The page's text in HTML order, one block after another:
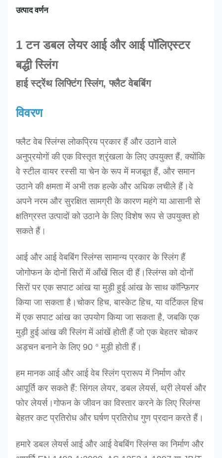
उत्पाद वर्णन
1 टन डबल लेयर आई और आई पॉलिएस्टर
बद्धी स्लिंग
हाई स्ट्रेंथ लिफ्टिंग स्लिंग, फ्लैट वेबबिंग
विवरण
फ्लैट वेब स्लिंग्स लोकप्रिय प्रकार हैं और उठाने वाले
अनुप्रयोगों की एक विस्तृत श्रृंखला के लिए उपयुक्त हैं, क्योंकि
वे स्टील वायर रस्सी या चेन के रूप में मजबूत हैं, और समान
उठाने की क्षमता में अभी तक हल्के और अधिक लचीले हैं।वे
अपने नरम और सुरक्षित सामग्री के कारण महंगे या आसानी से
क्षतिग्रस्त उत्पादों को उठाने के लिए विशेष रूप से उपयुक्त हो
सकते हैं।
आई और आई वेबबिंग स्लिंग्स सामान्य प्रकार के स्लिंग हैं
जोगोफन के दोनों सिरों में आँखें सिल दी हैं।स्लिंग्स को दोनों
सिरों पर एक सपाट आंख या मुड़ी हुई आंख के साथ कॉन्फ़िगर
किया जा सकता है।चोकर हिच, बास्केट हिच, या वर्टिकल हिच
में एक सपाट आंख का उपयोग किया जा सकता है, जबकि एक
मुड़ी हुई आंख की स्लिंग में आंखें होती हैं जो एक बेहतर चोकर
अड़चन बनाने के लिए 90 ° मुड़ी होती हैं।
हम मानक आई और आई वेब स्लिंग प्रारूप में निर्माण और
आपूर्ति कर सकते हैं: सिंगल लेयर, डबल लेयर्स, थ्री लेयर्स और
फोर लेयर्स।गोफन के जीवन का विस्तार करने के लिए स्लिंग्स
बेहतर कट प्रतिरोध और घर्षण प्रतिरोध गुण प्रदान करते हैं।
हमारे डबल लेयर्स आई और आई वेबबिंग स्लिंग्स का निर्माण और